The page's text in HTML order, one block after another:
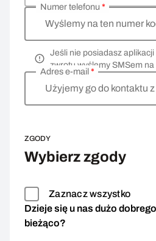
Wyślemy na ten numer
Numer telefonu *
Jeśli nie posiadasz
zwrotu wyślemy SMSem
Użyjemy go do kontaktu z
Adres e-mail *
ZGODY
Wybierz zgody
Zaznacz wszystko
Dzieje się u nas dużo
bieżąco?